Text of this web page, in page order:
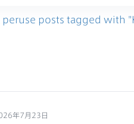
peruse posts tagged with "
年7月23日